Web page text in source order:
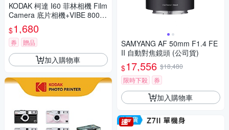
KODAK 柯達 I60 菲林相機 Film
Camera 底片相機+VIBE 800底
片組
$1,680
券 贈品
加入購物車
SAMYANG AF 50mm F1.4 FE
II 自動對焦鏡頭 (公司貨)
$17,556 $18,480
限時下殺
券
加入購物車